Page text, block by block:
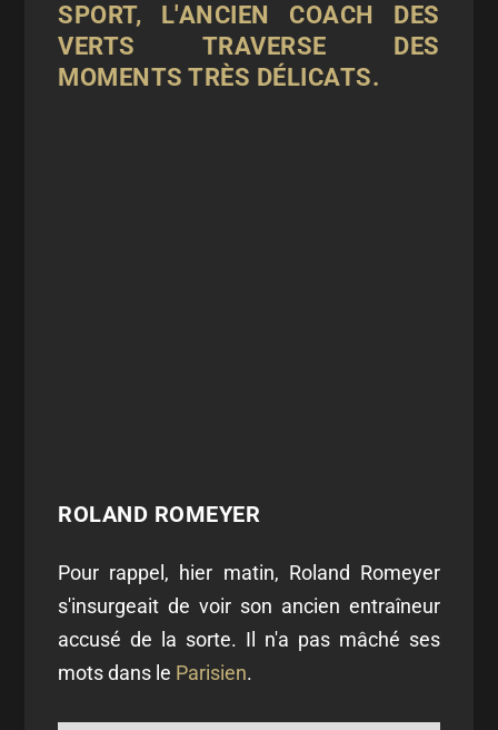
SPORT, L'ANCIEN COACH DES
VERTS TRAVERSE DES
MOMENTS TRÈS DÉLICATS.
ROLAND ROMEYER
Pour rappel, hier matin, Roland Romeyer
s'insurgeait de voir son ancien entraîneur
accusé de la sorte. Il n'a pas mâché ses
mots dans le Parisien.